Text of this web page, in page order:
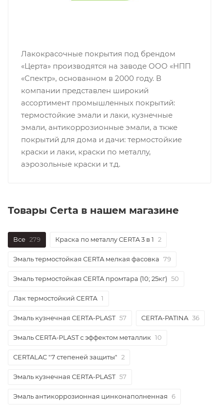
Лакокрасочные покрытия под брендом
«Церта» производятся на заводе ООО «НПП
«Спектр», основанном в 2000 году. В
компании представлен широкий
ассортимент промышленных покрытий:
термостойкие эмали и лаки, кузнечные
эмали, антикоррозионные эмали, а ткже
покрытий для дома и дачи: термостойкие
краски и лаки, краски по металлу,
аэрозольные краски и т.д.
Товары Certa в нашем магазине
Все 279 Краска по металлу CERTA 3 в 1 2
Эмаль термостойкая CERTA мелкая фасовка 79
Эмаль термостойкая CERTA промтара (10; 25кг) 50
Лак термостойкий CERTA 1
Эмаль кузнечная CERTA-PLAST 57 CERTA-PATINA 36
Эмаль CERTA-PLAST с эффектом металлик 10
CERTALAC "7 степеней защиты" 2
Эмаль кузнечная CERTA-PLAST 57
Эмаль антикоррозионная цинконаполненная 6